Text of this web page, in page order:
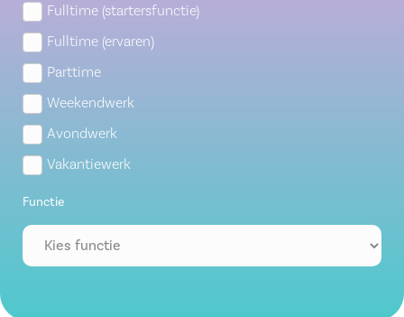
Fulltime (startersfunctie)
Fulltime (ervaren)
Parttime
Weekendwerk
Avondwerk
Vakantiewerk
Functie